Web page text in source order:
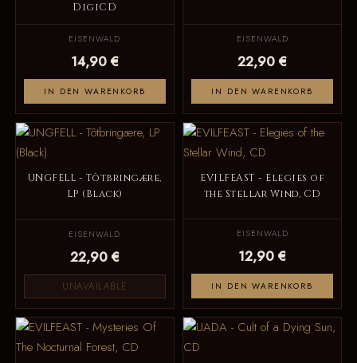
DigiCD
EISENWALD
14,90 €
IN DEN WARENKORB
EISENWALD
22,90 €
IN DEN WARENKORB
UNGFELL - Tôtbringære,
LP (Black)
EISENWALD
22,90 €
UNAVAILABLE
EVILFEAST - Elegies of
the Stellar Wind, CD
EISENWALD
12,90 €
IN DEN WARENKORB